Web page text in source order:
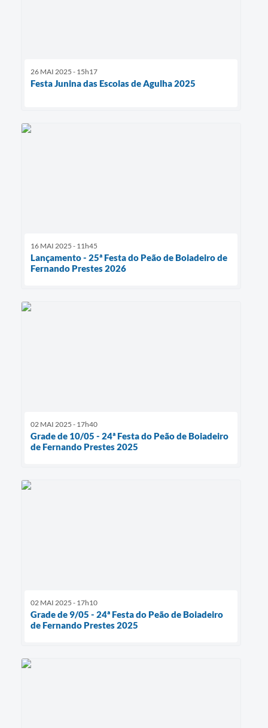
26 MAI 2025 - 15h17
Festa Junina das Escolas de Agulha 2025
16 MAI 2025 - 11h45
Lançamento - 25ª Festa do Peão de Boiadeiro de
Fernando Prestes 2026
02 MAI 2025 - 17h40
Grade de 10/05 - 24ª Festa do Peão de Boiadeiro
de Fernando Prestes 2025
02 MAI 2025 - 17h10
Grade de 9/05 - 24ª Festa do Peão de Boiadeiro
de Fernando Prestes 2025